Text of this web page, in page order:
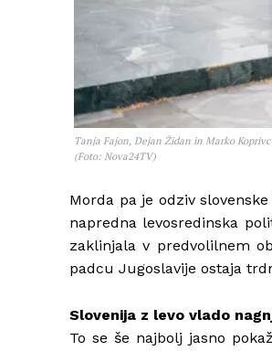
Tanja Fajon, Dejan Židan in Marko
(Foto: Nova24TV)
Morda pa je odziv
napredna levosredinska
zaklinjala v predvolilnem
padcu Jugoslavije ostaja
Slovenija z levo vlado
To se še najbolj jasno